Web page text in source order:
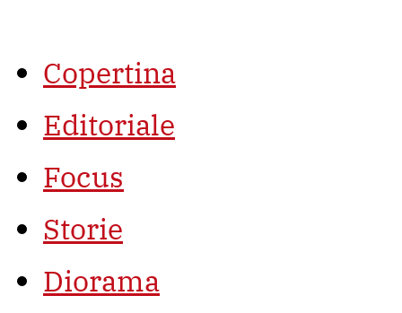
Copertina
Editoriale
Focus
Storie
Diorama